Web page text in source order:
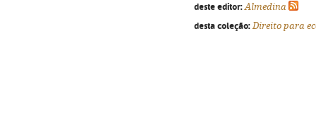
deste editor: Almedina
desta coleção: Direito para